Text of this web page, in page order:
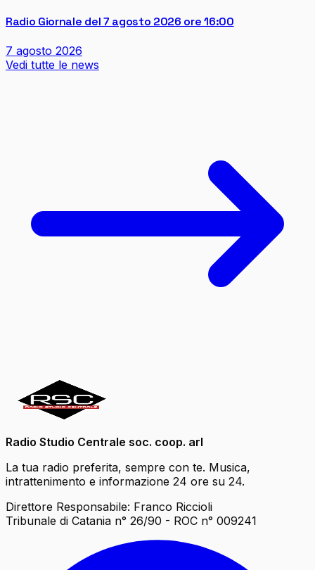
Radio Giornale del 7 agosto 2026 ore 16:00
7 agosto 2026
Vedi tutte le news
Radio Studio Centrale soc. coop. arl
La tua radio preferita, sempre con te. Musica,
intrattenimento e informazione 24 ore su 24.
Direttore Responsabile: Franco Riccioli
Tribunale di Catania n° 26/90 - ROC n° 009241